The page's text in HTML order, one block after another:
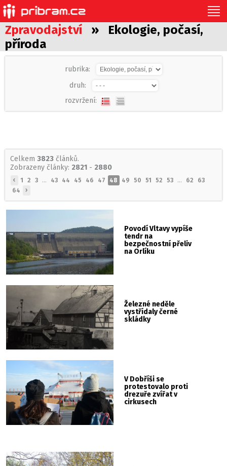
Zpravodajství » Ekologie, počasí,
příroda
rubrika:
druh:
rozvržení:
Celkem 3823 článků.
Zobrazeny články: 2821 - 2880
‹ 1 2 3 ... 43 44 45 46 47 48 49 50 51 52 53 ... 62
63
64
›
Povodí Vltavy vypíše
tendr na
bezpečnostní přeliv
na Orlíku
Železné neděle
vystřídaly černé
skládky
V Dobříši se
protestovalo proti
drezuře zvířat v
cirkusech